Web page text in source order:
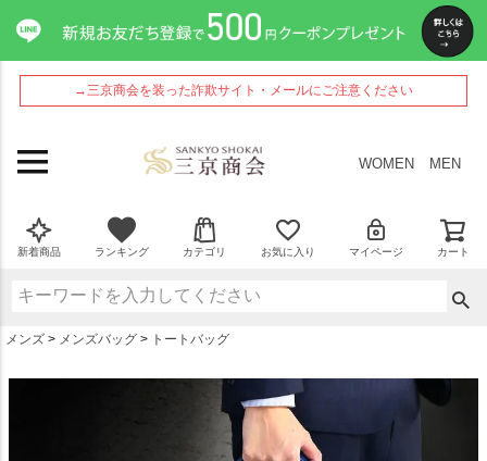
→三京商会を装った詐欺サイト・メールにご注意ください
WOMEN MEN
新着商品 ランキング カテゴリ お気に入り マイページ カート
メンズ メンズバッグ トートバッグ
ペー
ジト
ップ
へ